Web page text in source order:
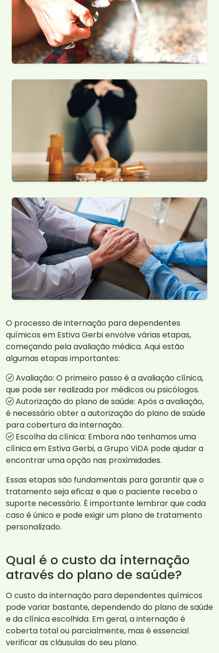
O processo de internação para dependentes
químicos em Estiva Gerbi envolve várias etapas,
começando pela avaliação médica. Aqui estão
algumas etapas importantes:
Avaliação: O primeiro passo é a avaliação clínica,
que pode ser realizada por médicos ou psicólogos.
Autorização do plano de saúde: Após a avaliação,
é necessário obter a autorização do plano de saúde
para cobertura da internação.
Escolha da clínica: Embora não tenhamos uma
clínica em Estiva Gerbi, a Grupo ViDA pode ajudar a
encontrar uma opção nas proximidades.
Essas etapas são fundamentais para garantir que o
tratamento seja eficaz e que o paciente receba o
suporte necessário. É importante lembrar que cada
caso é único e pode exigir um plano de tratamento
personalizado.
Qual é o custo da internação
através do plano de saúde?
O custo da internação para dependentes químicos
pode variar bastante, dependendo do plano de saúde
e da clínica escolhida. Em geral, a internação é
coberta total ou parcialmente, mas é essencial
verificar as cláusulas do seu plano.